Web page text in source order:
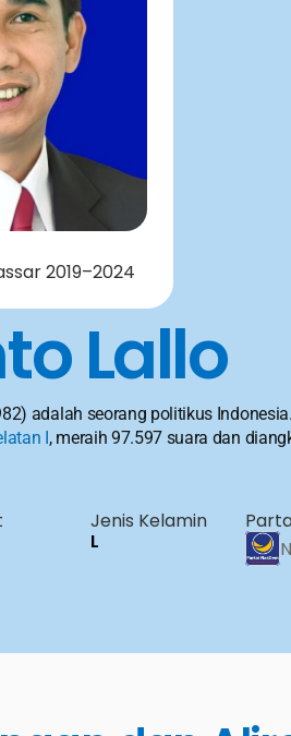
2019–2024
Lallo
adalah seorang politikus
I, meraih 97.597 suara dan
Jenis Kelamin
L